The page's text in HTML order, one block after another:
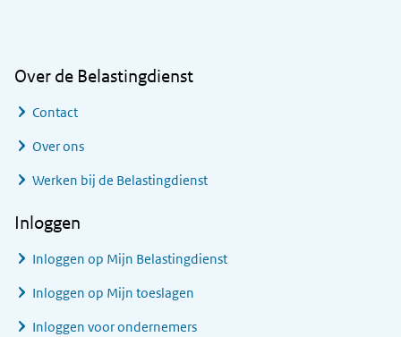
Over de Belastingdienst
Contact
Over ons
Werken bij de Belastingdienst
Inloggen
Inloggen op Mijn Belastingdienst
Inloggen op Mijn toeslagen
Inloggen voor ondernemers